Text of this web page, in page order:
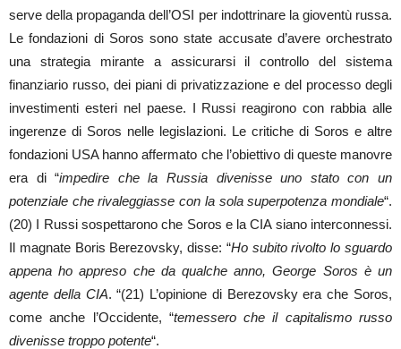
serve della propaganda dell’OSI per indottrinare la gioventù russa.
Le fondazioni di Soros sono state accusate d’avere orchestrato
una strategia mirante a assicurarsi il controllo del sistema
finanziario russo, dei piani di privatizzazione e del processo degli
investimenti esteri nel paese. I Russi reagirono con rabbia alle
ingerenze di Soros nelle legislazioni. Le critiche di Soros e altre
fondazioni USA hanno affermato che l’obiettivo di queste manovre
era di “impedire che la Russia divenisse uno stato con un
potenziale che rivaleggiasse con la sola superpotenza mondiale“.
(20) I Russi sospettarono che Soros e la CIA siano interconnessi.
Il magnate Boris Berezovsky, disse: “Ho subito rivolto lo sguardo
appena ho appreso che da qualche anno, George Soros è un
agente della CIA. “(21) L’opinione di Berezovsky era che Soros,
come anche l’Occidente, “temessero che il capitalismo russo
divenisse troppo potente“.